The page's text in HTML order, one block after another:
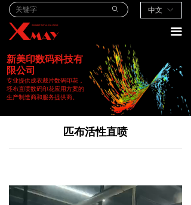
끀
ꄙ ꀅ
中文
匹布活性直喷
新美印数码科技有
限公司
专业提供成衣裁片数码印花，
坯布直喷数码印花应用方案的
生产制造商和服务提供商。